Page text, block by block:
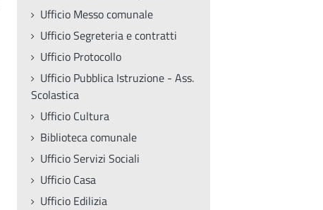
Ufficio Messo comunale
Ufficio Segreteria e contratti
Ufficio Protocollo
Ufficio Pubblica Istruzione - Ass.
Scolastica
Ufficio Cultura
Biblioteca comunale
Ufficio Servizi Sociali
Ufficio Casa
Ufficio Edilizia